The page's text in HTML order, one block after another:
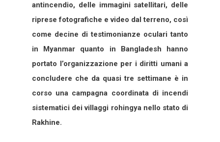
antincendio, delle immagini satellitari, delle
riprese fotografiche e video dal terreno, così
come decine di testimonianze oculari tanto
in Myanmar quanto in Bangladesh hanno
portato l’organizzazione per i diritti umani a
concludere che da quasi tre settimane è in
corso una campagna coordinata di incendi
sistematici dei villaggi rohingya nello stato di
Rakhine.